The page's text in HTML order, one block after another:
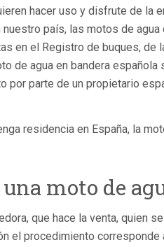
hacer uso y disfrute de la
país, las motos de agua
en el Registro de buques, de
de agua en bandera española
por parte de un propietario
residencia en España, la
moto de
que hace la venta, quien
el procedimiento corresponde